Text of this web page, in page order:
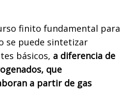
finito fundamental para
se puede sintetizar
básicos, a diferencia de
que
a partir de gas